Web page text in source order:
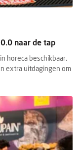
naar de tap
horeca beschikbaar.
extra uitdagingen om